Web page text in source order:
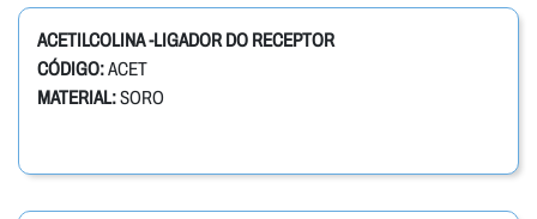
ACETILCOLINA -LIGADOR DO RECEPTOR
CÓDIGO:ACET
MATERIAL:SORO